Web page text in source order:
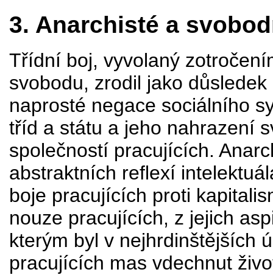
3. Anarchisté a
Třídní boj, vyvolaný
svobodu, zrodil jako
naprosté negace sociálního
tříd a státu a jeho nahrazení
společností pracujících.
abstraktních reflexí
boje pracujících proti
nouze pracujících, z jejich
kterým byl v nejhrdinštějších
pracujících mas vdechnut